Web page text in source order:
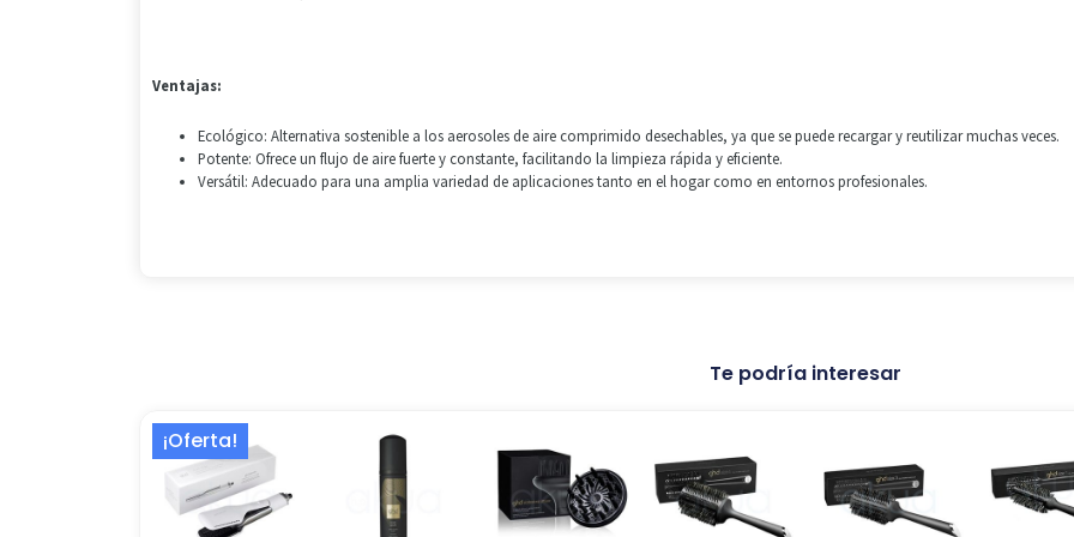
Ventajas:
Ecológico: Alternativa sostenible a los aerosoles de aire comprimido desechables, ya que se puede recargar y reutilizar muchas veces.
Potente: Ofrece un flujo de aire fuerte y constante, facilitando la limpieza rápida y eficiente.
Versátil: Adecuado para una amplia variedad de aplicaciones tanto en el hogar como en entornos profesionales.
Te podría interesar
¡Oferta!
El
precio
original
era:
precio
actual
es: